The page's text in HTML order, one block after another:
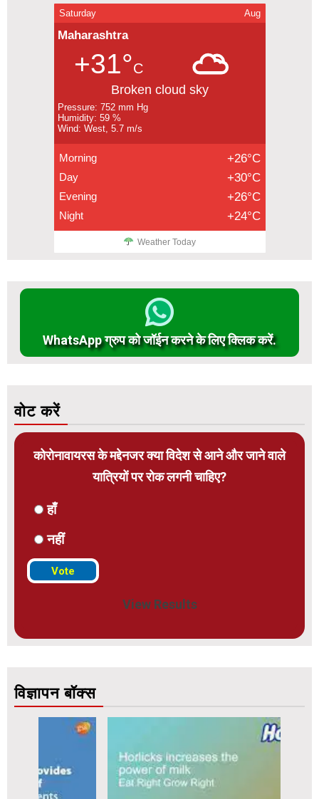
Saturday Aug
Maharashtra
+31°C
Broken cloud sky
Pressure: 752 mm Hg
Humidity: 59 %
Wind: West, 5.7 m/s
Morning +26°C
Day +30°C
Evening +26°C
Night +24°C
Weather Today
WhatsApp ग्रुप को जॉईन करने के लिए क्लिक करें.
वोट करें
कोरोनावायरस के मद्देनजर क्या विदेश से आने और जाने वाले
यात्रियों पर रोक लगनी चाहिए?
हाँ
नहीं
View Results
विज्ञापन बॉक्स